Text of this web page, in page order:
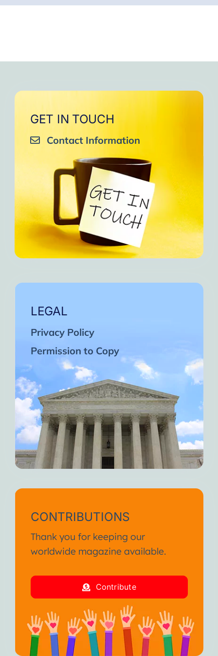
GET IN TOUCH
Contact Information
LEGAL
Privacy Policy
Permission to Copy
CONTRIBUTIONS
Thank you for keeping our
worldwide magazine available.
Contribute